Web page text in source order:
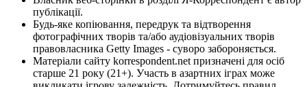
публікації.
Будь-яке копіювання, передрук та відтворення
фотографічних творів та/або аудіовізуальних творів
правовласника Getty Images - суворо забороняється.
Матеріали сайту korrespondent.net призначені для осіб
старше 21 року (21+). Участь в азартних іграх може